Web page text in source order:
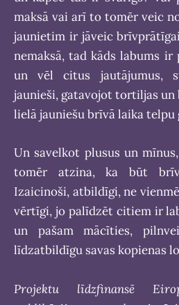
maksā vai arī to tomēr veic
jaunietim ir jāveic
nemaksā, tad kāds labums ir
un vēl citus jautājumus,
jaunieši, gatavojot tortiljas un
lielā jauniešu brīvā laika telpu
Un savelkot plusus un
tomēr atzina, ka būt
Izaicinoši, atbildīgi, ne
vērtīgi, jo palīdzēt citiem ir
un pašam mācīties,
līdzatbildīgu savas kopienas
Projektu līdzfinansē